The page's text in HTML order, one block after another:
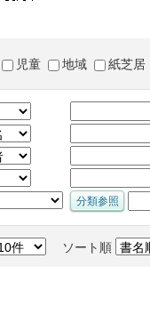
児童 地域 紙芝居
ソート順